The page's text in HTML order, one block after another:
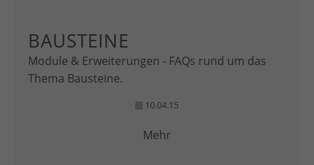
BAUSTEINE
Module & Erweiterungen - FAQs rund um das
Thema Bausteine.
10.04.15
Mehr